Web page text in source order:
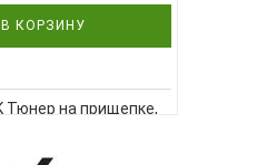
В КОРЗИНУ
Тюнер на прищепке,
режимами гитары